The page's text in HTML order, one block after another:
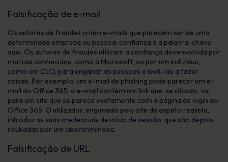
Falsificação de e-mail
Os autores de fraudes criam e-mails que parecem ser de uma
determinada empresa ou pessoa: confiança é a palavra-chave
aqui. Os autores de fraudes utilizam a confiança desenvolvida por
marcas conhecidas, como a Microsoft, ou por um indivíduo,
como um CEO, para enganar as pessoas e levá-las a fazer
coisas. Por exemplo, um e-mail de phishing pode parecer um e-
mail do Office 365; o e-mail contém um link que, se clicado, vai
para um site que se parece exatamente com a página de login do
Office 365. O utilizador, enganado pelo site de aspeto realista,
introduz as suas credenciais de início de sessão, que são depois
roubadas por um cibercriminoso.
Falsificação de URL